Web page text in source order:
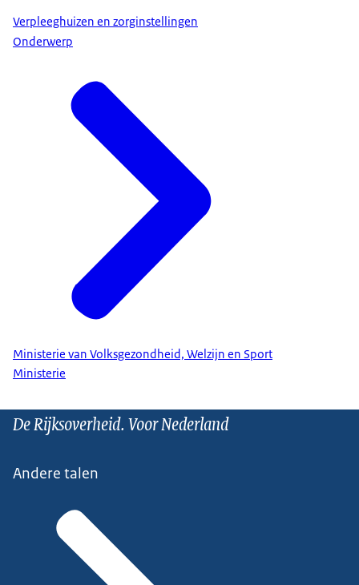
Verpleeghuizen en zorginstellingen
Onderwerp
Ministerie van Volksgezondheid, Welzijn en Sport
Ministerie
De Rijksoverheid. Voor Nederland
Andere talen